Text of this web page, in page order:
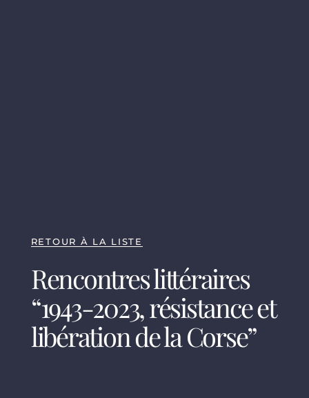
RETOUR À LA LISTE
Rencontres littéraires
“1943-2023, résistance et
libération de la Corse”